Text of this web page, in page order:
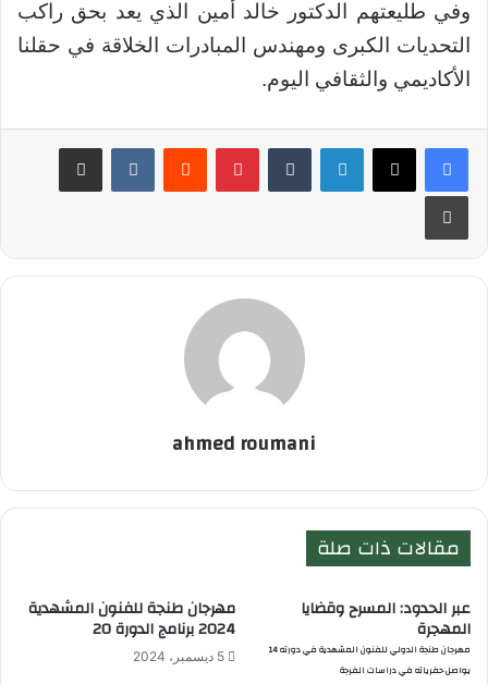
وفي طليعتهم الدكتور خالد أمين الذي يعد بحق راكب
التحديات الكبرى ومهندس المبادرات الخلاقة في حقلنا
الأكاديمي والثقافي اليوم.
لينكدإن بينتيريست
ahmed roumani
مقالات ذات صلة
عبر الحدود: المسرح وقضايا
المهجرة
مهرجان طنجة الدولي للفنون المشهدية في دورته 14
يواصل حفرياته في دراسات الفرجة
مهرجان طنجة للفنون المشهدية
2024 برنامج الدورة 20
5 ديسمبر، 2024